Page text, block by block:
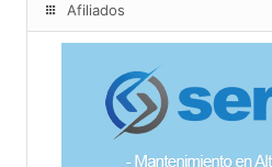
Afiliados